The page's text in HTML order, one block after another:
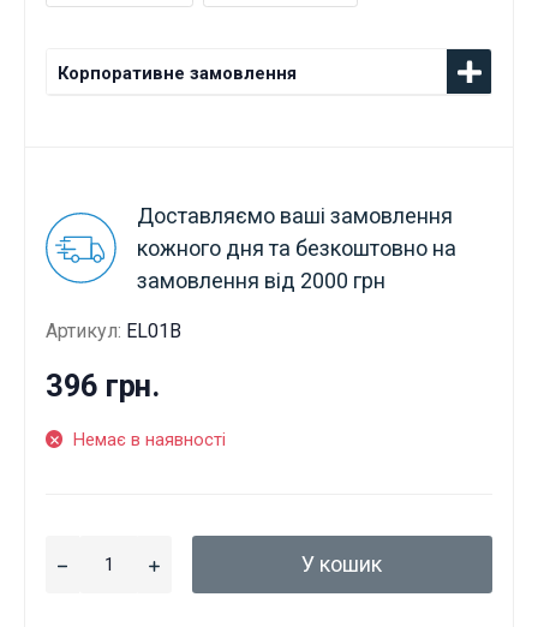
Корпоративне замовлення
Доставляємо ваші замовлення
кожного дня та безкоштовно на
замовлення від 2000 грн
Артикул: EL01B
396 грн.
Немає в наявності
У кошик